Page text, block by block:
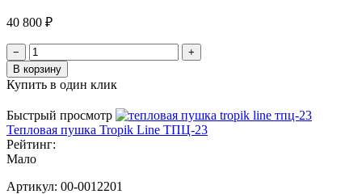
40 800 ₽
−
+
В корзину
Купить в один клик
Быстрый просмотр
Тепловая пушка Tropik Line ТПЦ-23
Рейтинг:
Мало
Артикул: 00-0012201